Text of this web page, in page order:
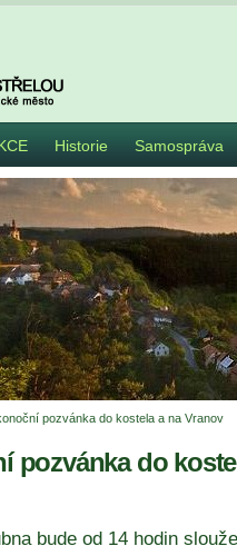
Historie Samospráva
pozvánka do kostela a na Vranov
pozvánka do
bude od 14 hodin